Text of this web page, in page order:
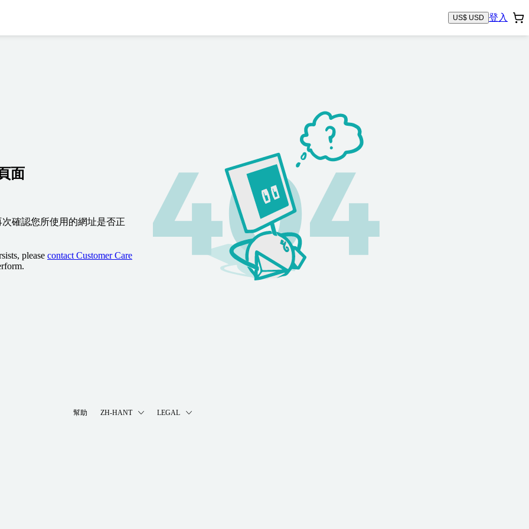
US$ USD 登入
面
確認您所使用的網址是否正
please contact Customer Care
幫助 ZH-HANT LEGAL